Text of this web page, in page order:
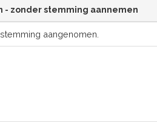
- zonder stemming aannemen
aangenomen.